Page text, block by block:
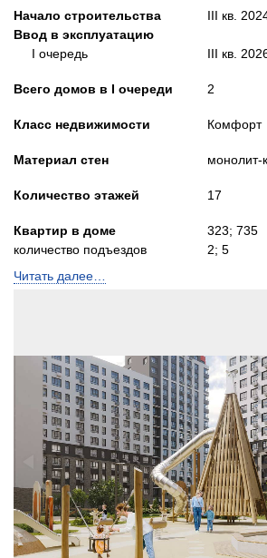
Начало строительства
Ввод в эксплуатацию
I очередь
Всего домов в I очереди
Класс недвижимости
Материал стен
Количество этажей
Квартир в доме
количество подъездов
Лифты
III кв.
III кв.
2
Комфорт
монолит-
17
323; 735
2; 5
Застройщик:ООО СЗ СИБИРСКИЙ (ГК
компания «Люди»)
Телефон консультанта
Читать далее…